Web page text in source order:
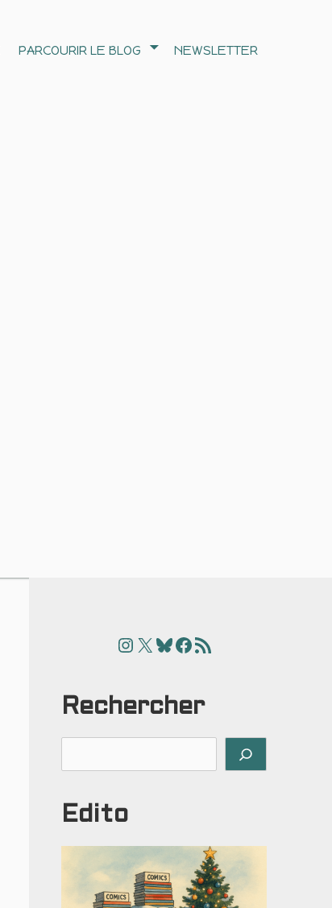
PARCOURIR LE BLOG NEWSLETTER
Instagram
X Bluesky
Facebook
Articles
Rechercher
Edito